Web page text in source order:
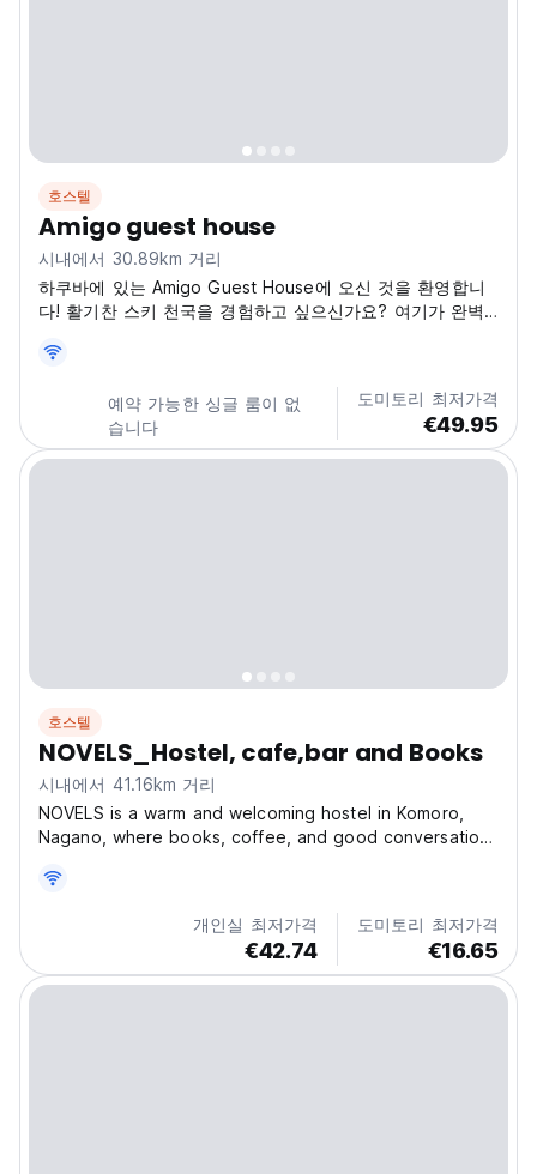
호스텔
Amigo guest house
시내에서 30.89km 거리
하쿠바에 있는 Amigo Guest House에 오신 것을 환영합니
다! 활기찬 스키 천국을 경험하고 싶으신가요? 여기가 완벽
호쿠조에 위치해 있어 주변의 아름다움을 탐험하기에 완벽한
출발점입니다. Amigo Guest House는 따뜻하고 편안한 분
위기를 가지고 있어 새로운 친구를 만나고 스키 이야기를 나
누기에 이상적입니다. 시설은 단순하지만 깨끗하고 깔끔하여
하루 종일 스키를 탄 후 완전히 휴식을...
예약 가능한 싱글 룸이 없
습니다
도미토리 최저가격
€49.95
호스텔
NOVELS_Hostel, cafe,bar and Books
시내에서 41.16km 거리
NOVELS is a warm and welcoming hostel in Komoro,
Nagano, where books, coffee, and good conversations
Nagano’s nature, culture, and local experiences—from
mountain hikes to hot springs, or even a day trip...
개인실 최저가격
€42.74
도미토리 최저가격
€16.65